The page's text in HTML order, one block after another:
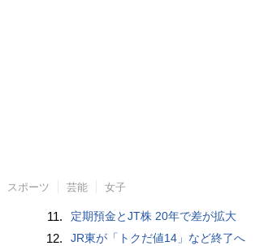
スポーツ 芸能 女子
11. 定期預金とJT株 20年で差が拡大
12. JR東が「トクだ値14」など終了へ